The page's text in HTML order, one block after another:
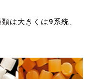
は大きくは9系統、